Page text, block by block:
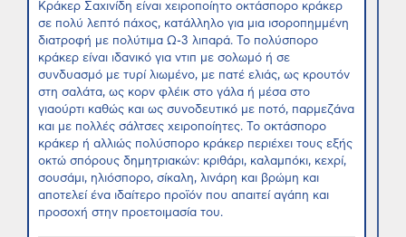
Κράκερ Σαχινίδη είναι χειροποίητο οκτάσπορο κράκερ
σε πολύ λεπτό πάχος, κατάλληλο για μια ισοροπημμένη
διατροφή με πολύτιμα Ω-3 λιπαρά. Το πολύσπορο
κράκερ είναι ιδανικό για ντιπ με σολωμό ή σε
συνδυασμό με τυρί λιωμένο, με πατέ ελιάς, ως κρουτόν
στη σαλάτα, ως κορν φλέικ στο γάλα ή μέσα στο
γιαούρτι καθώς και ως συνοδευτικό με ποτό, παρμεζάνα
και με πολλές σάλτσες χειροποίητες. Το οκτάσπορο
κράκερ ή αλλιώς πολύσπορο κράκερ περιέχει τους εξής
οκτώ σπόρους δημητριακών: κριθάρι, καλαμπόκι, κεχρί,
σουσάμι, ηλιόσπορο, σίκαλη, λινάρη και βρώμη και
αποτελεί ένα ιδαίτερο προϊόν που απαιτεί αγάπη και
προσοχή στην προετοιμασία του.